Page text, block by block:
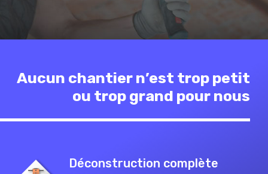
Aucun chantier n’est trop petit
ou trop grand pour nous
Déconstruction complète